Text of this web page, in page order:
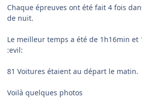
Chaque épreuves ont été fait 4 fois
de nuit.
Le meilleur temps a été de 1h16min et
:evil:
81 Voitures étaient au départ le matin.
Voilà quelques photos